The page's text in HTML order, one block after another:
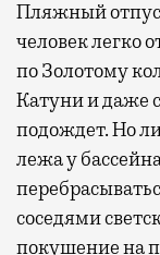
Пляжный
человек легко
по Золотому
Катуни и даже
подождет. Но
лежа у
соседями
покушение на